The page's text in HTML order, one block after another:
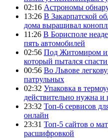
02:16 Астрономы
13:26 В Закарпатской
дома выращивал
11:26 В Борисполе
пять автомобилей
02:56 Под Житомиром
который пытался
00:56 Во Львове
патрульных
02:32 Упаковка в
действительно нужна и
23:32 Топ-6 сервисов
онлайн
23:31 Топ-5 сайтов о
расшифровкой